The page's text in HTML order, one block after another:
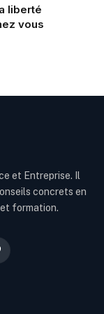
liberté
vous
et Entreprise. Il
concrets en
formation.